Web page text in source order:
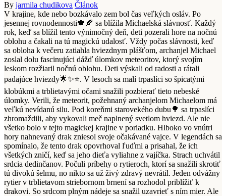
By jarmila chudikova Článok
V krajine, kde nebo bozkávalo zem bol čas veľkých osláv. Po
jesennej rovnodennosti🍁🍂 sa blížila Michaelská slávnosť. Každý
rok, keď sa blížil tento výnimočný deň, deti pozerali hore na nočnú
oblohu a čakali na tú magickú udalosť. Vždy počas slávnosti, keď
sa obloha k večeru zatiahla hviezdnym plášťom, archanjel Michael
zoslal dolu fascinujúci dážď úlomkov meteoritov, ktorý svojím
leskom rozžiaril nočnú oblohu. Deti výskali od radosti a rátali
padajúce hviezdy🌟✨⭐️. V lesoch sa malí trpaslíci so špicatými
klobúkmi a trblietavými očami snažili pozbierať tieto nebeské
úlomky. Verili, že meteorit, požehnaný archanjelom Michaelom má
veľkú nevídanú silu. Pod koreňmi starovekého dubu🌳 sa trpaslíci
zhromaždili, aby vykovali meč naplnený svetlom hviezd. Ale nie
všetko bolo v tejto magickej krajine v poriadku. Hlboko vo vnútri
hory nahnevaný drak zniesol svoje očakávané vajce. V legendách sa
spomínalo, že tento drak opovrhoval ľuďmi a prisahal, že ich
všetkých zničí, keď sa jeho dieťa vyliahne z vajíčka. Strach uchvátil
srdcia dedinčanov. Počuli príbehy o rytieroch, ktorí sa snažili skrotiť
tú divokú šelmu, no nikto sa už živý zdravý nevrátil. Jeden odvážny
rytier v trblietavom striebornom brnení sa rozhodol priblížiť k
drakovi. So srdcom plným nádeje sa snažil uzavrieť s ním mier. Ale